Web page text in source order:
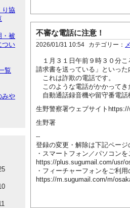
り協
・被
つい
覧
みや
不審な電話に注意！
2026/01/31 10:54 カテゴリー：
１月３１日午前９時３０分こ
請求書を送っている」といった
これは詐欺の電話です。
このような電話がかかってき
自動通話録音機や留守番電話
生野警察署ウェブサイト
生野署
--
登録の変更・解除は下記ページ
・スマートフォン／パソコン
https://plus.sugumail.com/usr/
・フィーチャーフォンをご利用
https://m.sugumail.com/m/